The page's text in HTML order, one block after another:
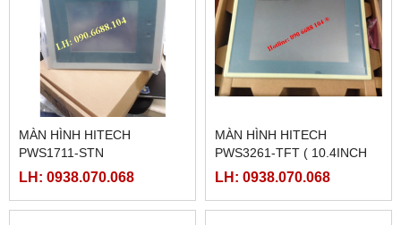
MÀN HÌNH HITECH
PWS1711-STN
LH: 0938.070.068
MÀN HÌNH HITECH
PWS3261-TFT ( 10.4INCH
MÀU)
LH: 0938.070.068